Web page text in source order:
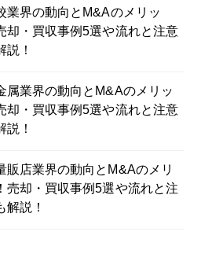
業界の動向とM&Aのメリッ
却・買収事例5選や流れと注意
説！
属業界の動向とM&Aのメリッ
却・買収事例5選や流れと注意
説！
販店業界の動向とM&Aのメリ
売却・買収事例5選や流れと注
解説！